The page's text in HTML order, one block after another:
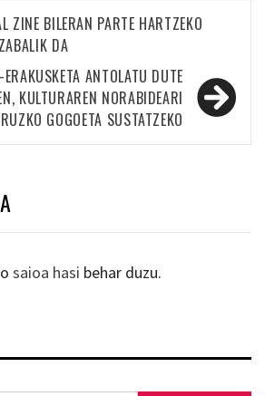
ZINE BILERAN PARTE HARTZEKO
DA
ERAKUSKETA ANTOLATU DUTE
KULTURAREN NORABIDEARI
GOGOETA SUSTATZEKO
saioa hasi behar duzu.